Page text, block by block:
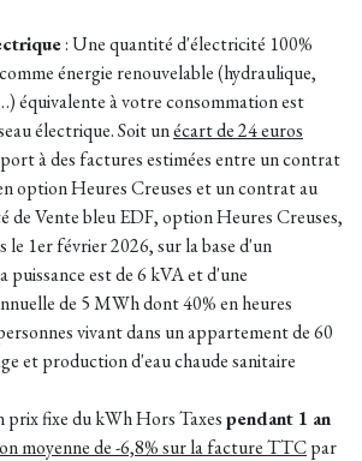
:Une quantité d'électricité 100%
énergie renouvelable (hydraulique,
équivalente à votre consommation est
électrique. Soit unécart de 24 euros
à des factures estimées entre un contrat
option Heures Creuses et un contrat au
de Vente bleu EDF, option Heures Creuses,
le 1er février 2026, sur la base d'un
est de 6 kVA et d'une
de 5 MWh dont 40% en heures
vivant dans un appartement de 60
et production d'eau chaude sanitaire
prix fixe du kWh Hors Taxespendant 1 an
moyenne de -6,8% sur la facture TTCpar